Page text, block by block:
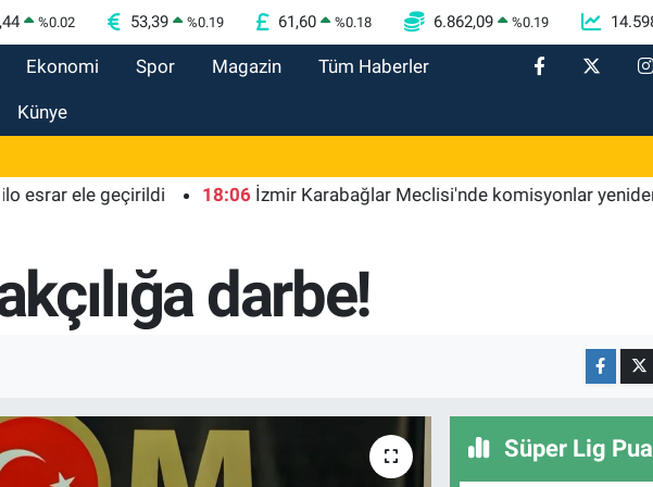
%0.02 53,39 %0.19 61,60 %0.18 6.862,09 %0.19
Ekonomi Spor Magazin Tüm Haberler
Künye
ele geçirildi 18:06 İzmir Karabağlar Meclisi'nde komisyonlar yeniden
darbe!
Süper Lig